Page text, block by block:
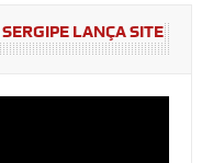
LANÇA SITE